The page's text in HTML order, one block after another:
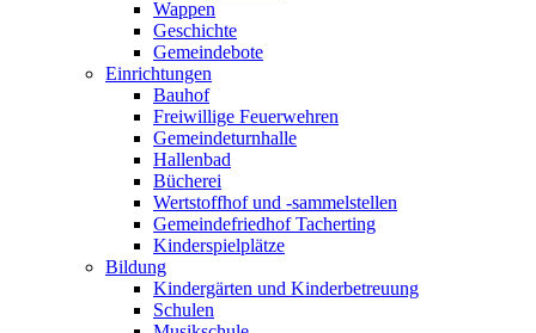
Wappen
Geschichte
Gemeindebote
Einrichtungen
Bauhof
Freiwillige Feuerwehren
Gemeindeturnhalle
Hallenbad
Bücherei
Wertstoffhof und -sammelstellen
Gemeindefriedhof Tacherting
Kinderspielplätze
Bildung
Kindergärten und Kinderbetreuung
Schulen